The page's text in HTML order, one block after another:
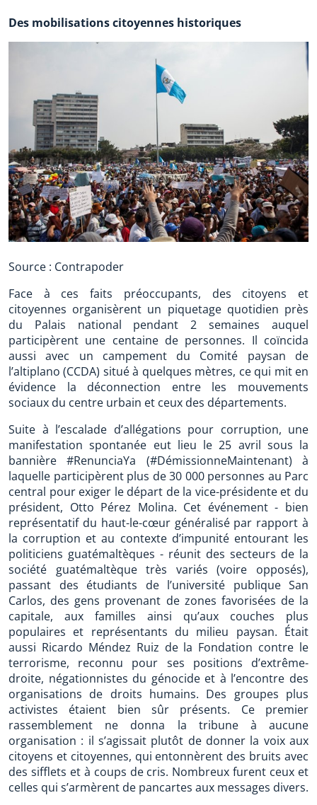
Des mobilisations citoyennes historiques
Source : Contrapoder
Face à ces faits préoccupants, des citoyens et
citoyennes organisèrent un piquetage quotidien près
du Palais national pendant 2 semaines auquel
participèrent une centaine de personnes. Il coïncida
aussi avec un campement du Comité paysan de
l’altiplano (CCDA) situé à quelques mètres, ce qui mit en
évidence la déconnection entre les mouvements
sociaux du centre urbain et ceux des départements.
Suite à l’escalade d’allégations pour corruption, une
manifestation spontanée eut lieu le 25 avril sous la
bannière #RenunciaYa (#DémissionneMaintenant) à
laquelle participèrent plus de 30 000 personnes au Parc
central pour exiger le départ de la vice-présidente et du
président, Otto Pérez Molina. Cet événement - bien
représentatif du haut-le-cœur généralisé par rapport à
la corruption et au contexte d’impunité entourant les
politiciens guatémaltèques - réunit des secteurs de la
société guatémaltèque très variés (voire opposés),
passant des étudiants de l’université publique San
Carlos, des gens provenant de zones favorisées de la
capitale, aux familles ainsi qu’aux couches plus
populaires et représentants du milieu paysan. Était
aussi Ricardo Méndez Ruiz de la Fondation contre le
terrorisme, reconnu pour ses positions d’extrême-
droite, négationnistes du génocide et à l’encontre des
organisations de droits humains. Des groupes plus
activistes étaient bien sûr présents. Ce premier
rassemblement ne donna la tribune à aucune
organisation : il s’agissait plutôt de donner la voix aux
citoyens et citoyennes, qui entonnèrent des bruits avec
des sifflets et à coups de cris. Nombreux furent ceux et
celles qui s’armèrent de pancartes aux messages divers.